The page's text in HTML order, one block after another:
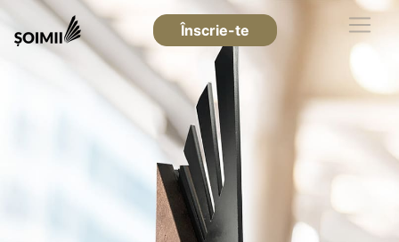
Înscrie-te